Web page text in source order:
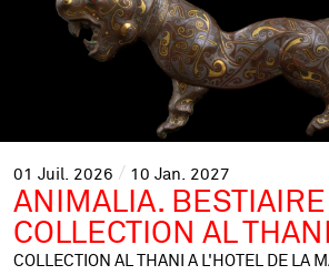
01 Juil. 2026 10 Jan. 2027
ANIMALIA.
COLLECTION AL THANI
COLLECTION AL THANI A L'HOTEL DE LA